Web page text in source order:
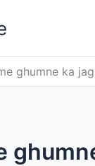
ghumne ka